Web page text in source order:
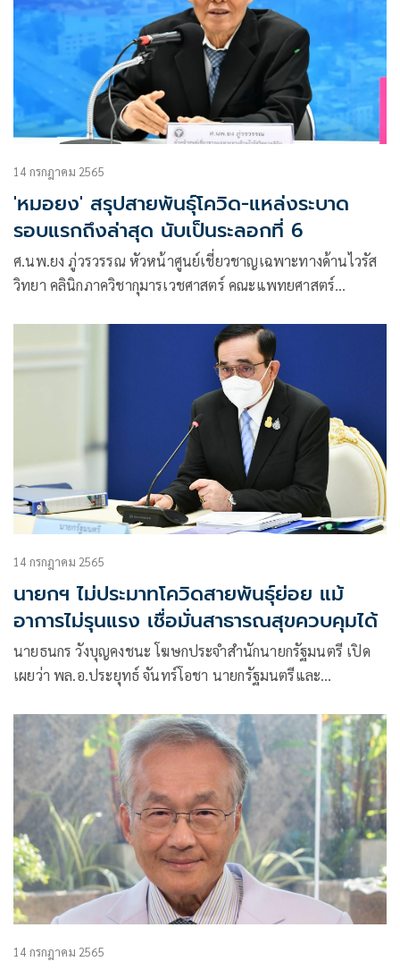
14 กรกฎาคม 2565
'หมอยง' สรุปสายพันธุ์โควิด-แหล่งระบาด
รอบแรกถึงล่าสุด นับเป็นระลอกที่ 6
ศ.นพ.ยง ภู่วรวรรณ หัวหน้าศูนย์เชี่ยวชาญเฉพาะทางด้านไวรัส
วิทยา คลินิกภาควิชากุมารเวชศาสตร์ คณะแพทยศาสตร์
ระลอกนี้เป็นระลอกที่ 6 มีเนื้อหาดังนี้ การระบาดของ covid 19
รอบใหม่นี้ นับเป็นระลอก ที่ 6
14 กรกฎาคม 2565
นายกฯ ไม่ประมาทโควิดสายพันธุ์ย่อย แม้
อาการไม่รุนแรง เชื่อมั่นสาธารณสุขควบคุมได้
นายธนกร วังบุญคงชนะ โฆษกประจำสำนักนายกรัฐมนตรี เปิด
เผยว่า พล.อ.ประยุทธ์ จันทร์โอชา นายกรัฐมนตรีและ
การแพร่ระบาดของโควิด-19 สายพันธุ์ BA.4 – BA.5
14 กรกฎาคม 2565